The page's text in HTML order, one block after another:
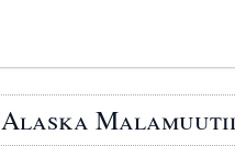
Alaska